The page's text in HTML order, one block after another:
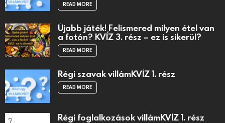
READ MORE
Újabb játék! Felismered milyen étel van
a fotón? KVÍZ 3. rész – ez is sikerül?
READ MORE
Régi szavak villámKVÍZ 1. rész
READ MORE
Régi foglalkozások villámKVÍZ 1. rész